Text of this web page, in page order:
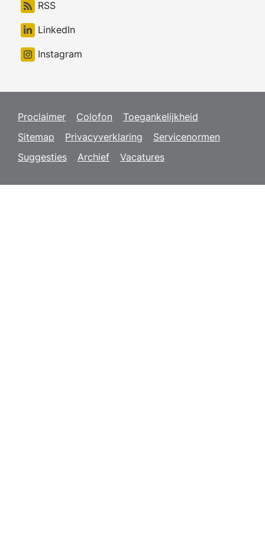
RSS
LinkedIn
Instagram
Proclaimer Colofon
Toegankelijkheid
Sitemap
Privacyverklaring
Servicenormen
Suggesties
Archief Vacatures